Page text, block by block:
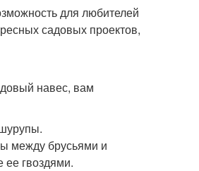
для любителей
садовых проектов,
навес, вам
между брусьями и
ее гвоздями.